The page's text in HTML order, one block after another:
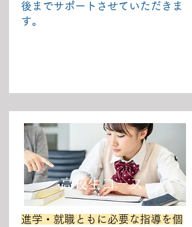
後までサポートさせていただきま
す。
高校生コース
進学・就職ともに必要な指導を個